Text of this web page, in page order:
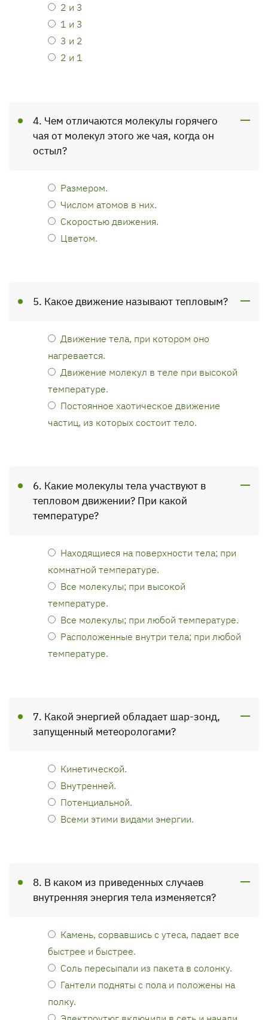
2 и 3
1 и 3
3 и 2
2 и 1
4. Чем отличаются молекулы горячего
чая от молекул этого же чая, когда он
остыл?
Размером.
Числом атомов в них.
Скоростью движения.
Цветом.
5. Какое движение называют тепловым?
Движение тела, при котором оно
нагревается.
Движение молекул в теле при высокой
температуре.
Постоянное хаотическое движение
частиц, из которых состоит тело.
6. Какие молекулы тела участвуют в
тепловом движении? При какой
температуре?
Находящиеся на поверхности тела; при
комнатной температуре.
Все молекулы; при высокой
температуре.
Все молекулы; при любой температуре.
Расположенные внутри тела; при любой
температуре.
7. Какой энергией обладает шар-зонд,
запущенный метеорологами?
Кинетической.
Внутренней.
Потенциальной.
Всеми этими видами энергии.
8. В каком из приведенных случаев
внутренняя энергия тела изменяется?
Камень, сорвавшись с утеса, падает все
быстрее и быстрее.
Соль пересыпали из пакета в солонку.
Гантели подняты с пола и положены на
полку.